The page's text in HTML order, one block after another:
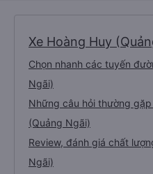
Xe Hoàng Huy
Chọn nhanh các tuyến
Ngãi)
Những câu hỏi thường
(Quảng Ngãi)
Review, đánh giá chất
Ngãi)